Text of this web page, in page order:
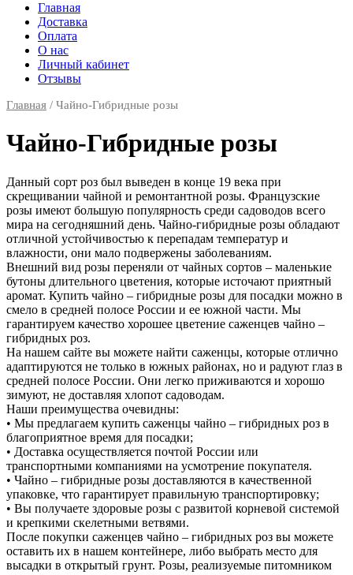
Главная
Доставка
Оплата
О нас
Личный кабинет
Отзывы
Главная / Чайно-Гибридные розы
Чайно-Гибридные розы
Данный сорт роз был выведен в конце 19 века при
скрещивании чайной и ремонтантной розы. Французские
розы имеют большую популярность среди садоводов всего
мира на сегодняшний день. Чайно-гибридные розы обладают
отличной устойчивостью к перепадам температур и
влажности, они мало подвержены заболеваниям.
Внешний вид розы переняли от чайных сортов – маленькие
бутоны длительного цветения, которые источают приятный
аромат. Купить чайно – гибридные розы для посадки можно в
смело в средней полосе России и ее южной части. Мы
гарантируем качество хорошее цветение саженцев чайно –
гибридных роз.
На нашем сайте вы можете найти саженцы, которые отлично
адаптируются не только в южных районах, но и радуют глаз в
средней полосе России. Они легко приживаются и хорошо
зимуют, не доставляя хлопот садоводам.
Наши преимущества очевидны:
• Мы предлагаем купить саженцы чайно – гибридных роз в
благоприятное время для посадки;
• Доставка осуществляется почтой России или
транспортными компаниями на усмотрение покупателя.
• Чайно – гибридные розы доставляются в качественной
упаковке, что гарантирует правильную транспортировку;
• Вы получаете здоровые розы с развитой корневой системой
и крепкими скелетными ветвями.
После покупки саженцев чайно – гибридных роз вы можете
оставить их в нашем контейнере, либо выбрать место для
высадки в открытый грунт. Розы, реализуемые питомником